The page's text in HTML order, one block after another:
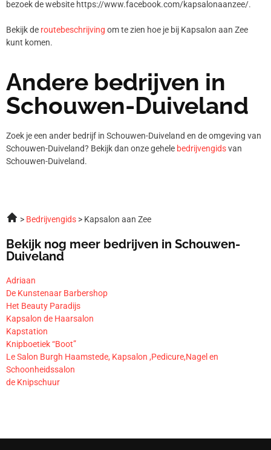
bezoek de website https://www.facebook.com/kapsalonaanzee/.
Bekijk de routebeschrijving om te zien hoe je bij Kapsalon aan Zee
kunt komen.
Andere bedrijven in
Schouwen-Duiveland
Zoek je een ander bedrijf in Schouwen-Duiveland en de omgeving van
Schouwen-Duiveland? Bekijk dan onze gehele bedrijvengidsvan
Schouwen-Duiveland.
Bedrijvengids Kapsalon aan Zee
Bekijk nog meer bedrijven in Schouwen-
Duiveland
Adriaan
De Kunstenaar Barbershop
Het Beauty Paradijs
Kapsalon de Haarsalon
Kapstation
Knipboetiek “Boot”
Le Salon Burgh Haamstede, Kapsalon ,Pedicure,Nagel en
Schoonheidssalon
de Knipschuur